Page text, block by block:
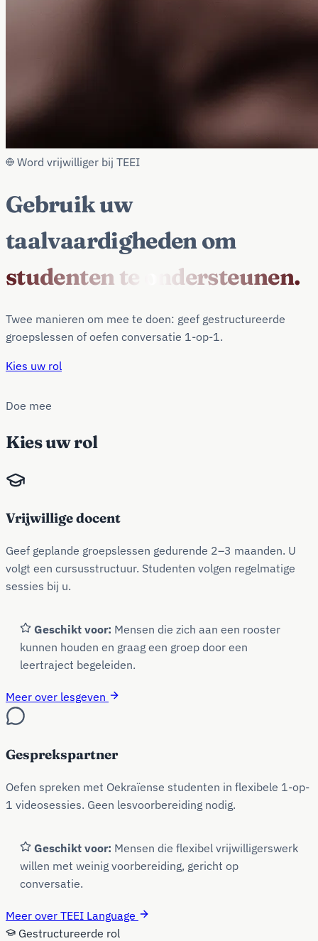
Word vrijwilliger bij TEEI
Gebruik uw
taalvaardigheden om
studenten te ondersteunen.
Twee manieren om mee te doen: geef gestructureerde
groepslessen of oefen conversatie 1-op-1.
Kies uw rol
Doe mee
Kies uw rol
Vrijwillige docent
Geef geplande groepslessen gedurende 2–3 maanden. U
volgt een cursusstructuur. Studenten volgen regelmatige
sessies bij u.
Geschikt voor: Mensen die zich aan een rooster
kunnen houden en graag een groep door een
leertraject begeleiden.
Meer over lesgeven
Gesprekspartner
Oefen spreken met Oekraïense studenten in flexibele 1-op-
1 videosessies. Geen lesvoorbereiding nodig.
Geschikt voor: Mensen die flexibel vrijwilligerswerk
willen met weinig voorbereiding, gericht op
conversatie.
Meer over TEEI Language
Gestructureerde rol